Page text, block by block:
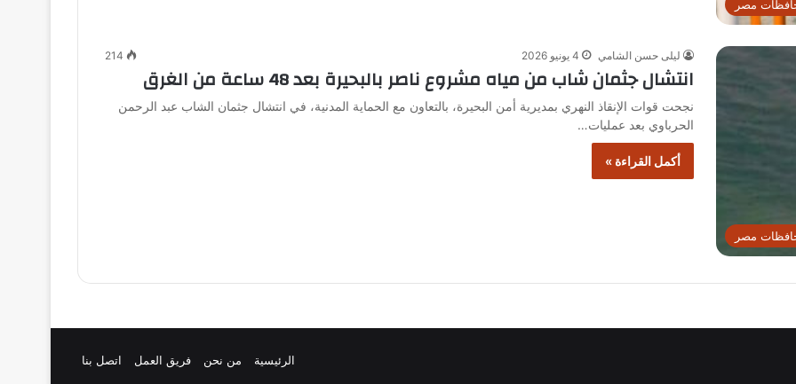
مصر
مصر
ليلى حسن الشامي 4 يونيو 2026 214
انتشال جثمان شاب من مياه مشروع ناصر بالبحيرة بعد 48 ساعة من الغرق
نجحت قوات الإنقاذ النهري بمديرية أمن البحيرة، بالتعاون مع الحماية المدنية، في انتشال جثمان الشاب عبد الرحمن
الحرباوي بعد عمليات…
أكمل القراءة »
الرئيسية من نحن فريق العمل اتصل بنا